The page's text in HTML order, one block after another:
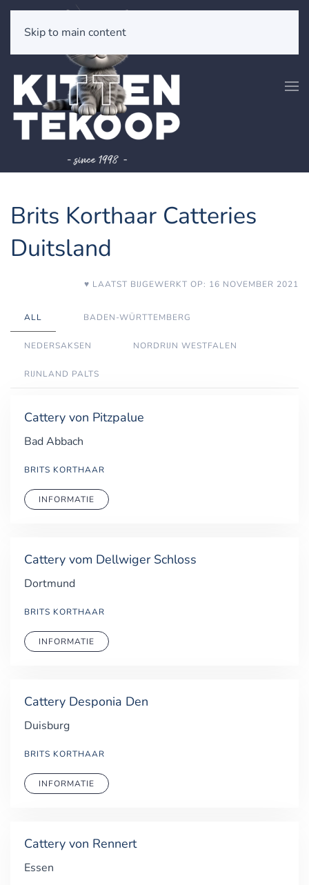
Skip to main content
Brits Korthaar Catteries
Duitsland
♥ LAATST BIJGEWERKT OP: 16 NOVEMBER 2021
ALL BADEN-WÜRTTEMBERG
NEDERSAKSEN NORDRIJN WESTFALEN
RIJNLAND PALTS
Cattery von Pitzpalue
Bad Abbach
BRITS KORTHAAR
INFORMATIE
Cattery vom Dellwiger Schloss
Dortmund
BRITS KORTHAAR
INFORMATIE
Cattery Desponia Den
Duisburg
BRITS KORTHAAR
INFORMATIE
Cattery von Rennert
Essen